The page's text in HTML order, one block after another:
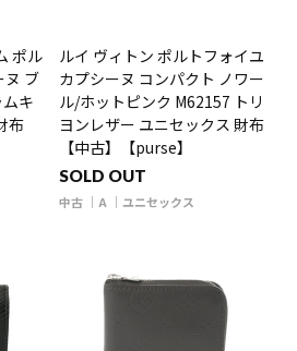
ポル
ヌ ブ
キ
布
ルイ ヴィトン ポルトフォイユ
カプシーヌ コンパクト ノワー
ル/ホットピンク M62157 トリ
ヨンレザー ユニセックス 財布
【中古】【purse】
SOLD OUT
中古 A ユニセックス